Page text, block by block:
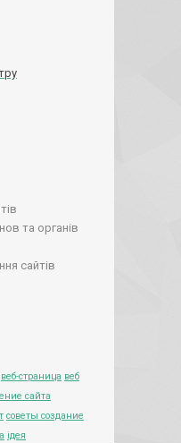
та органів
сайтів
веб-страница веб
сайта
советы создание
ідея